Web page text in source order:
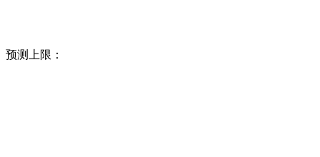
预测上限：